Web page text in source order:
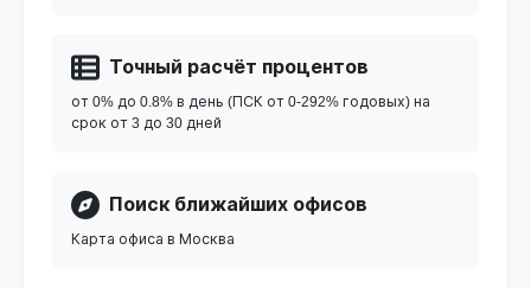
Точный расчёт процентов
от 0% до 0.8% в день (ПСК от 0-292% годовых) на
срок от 3 до 30 дней
Поиск ближайших офисов
Карта офиса в Москва